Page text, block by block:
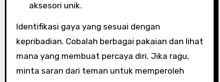
aksesori unik.
Identifikasi gaya yang sesuai dengan
kepribadian. Cobalah berbagai pakaian dan lihat
mana yang membuat percaya diri. Jika ragu,
minta saran dari teman untuk memperoleh